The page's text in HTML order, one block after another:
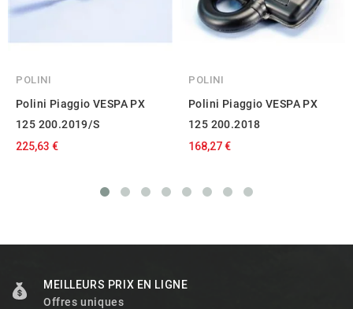
POLINI
Polini Piaggio VESPA PX
125 200.2019/S
225,63 €
POLINI
Polini Piaggio VESPA PX
125 200.2018
168,27 €
MEILLEURS PRIX EN LIGNE
Offres uniques